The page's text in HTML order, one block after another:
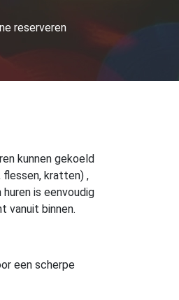
reserveren
kunnen gekoeld
flessen, kratten) ,
is eenvoudig
vanuit binnen.
een scherpe